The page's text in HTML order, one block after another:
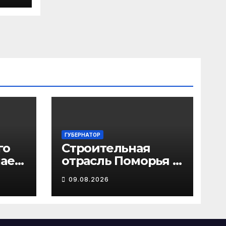
ГУБЕРНАТОР
Строительная
отрасль Поморья –
прочный
фундамент
развития региона
09.08.2026